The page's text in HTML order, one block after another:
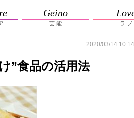
Geino
芸 能 ラ ブ
2020/03/14 10:14
”食品の活用法